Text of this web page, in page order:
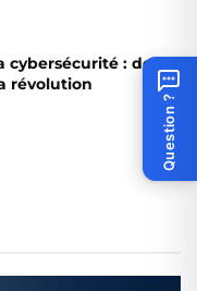
cybersécurité : de
révolution
Question ?